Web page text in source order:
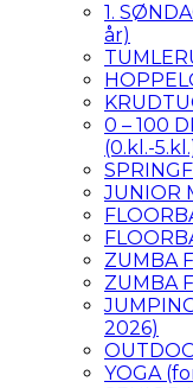
1.
år)
0 – 100
(0.kl.-
JUNIOR
ZUMBA
ZUMBA
2026)
YOGA